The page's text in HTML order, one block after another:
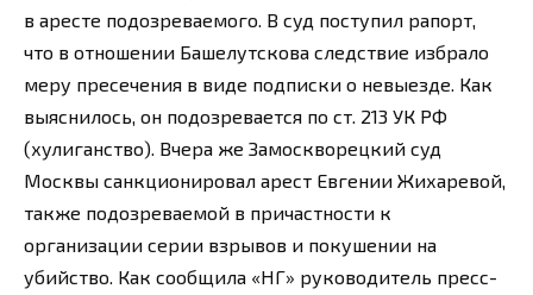
в аресте подозреваемого. В суд поступил рапорт,
что в отношении Башелутскова следствие избрало
меру пресечения в виде подписки о невыезде. Как
выяснилось, он подозревается по ст. 213 УК РФ
(хулиганство). Вчера же Замоскворецкий суд
Москвы санкционировал арест Евгении Жихаревой,
также подозреваемой в причастности к
организации серии взрывов и покушении на
убийство. Как сообщила «НГ» руководитель пресс-